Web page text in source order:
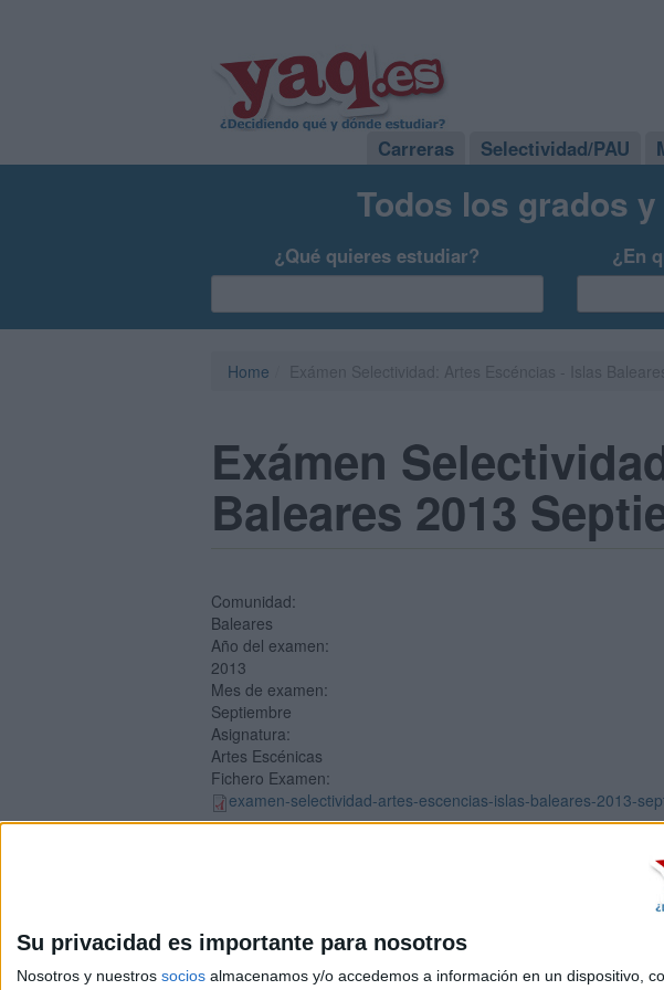
Su privacidad es importante para nosotros
Nosotros y nuestros socios almacenamos y/o accedemos a información en un dispositivo,
Carreras Selectividad/PAU
Todos los grados
¿Qué quieres estudiar? ¿En
Home
Exámen
Baleares 2013
Comunidad:
Baleares
Año del examen:
2013
Mes de examen:
Septiembre
Asignatura:
Artes Escénicas
Fichero Examen:
examen-selectividad-artes-escencias-islas-baleares-2013-